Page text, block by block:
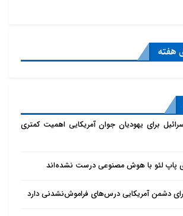
هفته
برای یهودیان جوان آمریکایی اهمیت کمتری
پاپ لئو با هوش مصنوعی درست نشده‌اند
دشمن آمریکایی درس‌های فراموش‌نشدنی دارد